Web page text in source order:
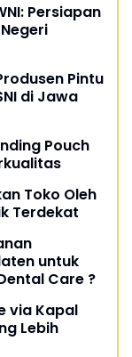
Persiapan
Pintu
di Jawa
Pouch
Toko Oleh
Terdekat
untuk
Care ?
via Kapal
Lebih